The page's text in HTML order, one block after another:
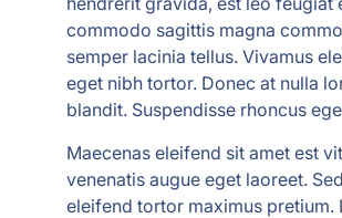
commodo sagittis magna
semper lacinia tellus. Vivamus
eget nibh tortor. Donec at nulla
blandit. Suspendisse rhoncus
Maecenas eleifend sit amet est
venenatis augue eget laoreet.
eleifend tortor maximus